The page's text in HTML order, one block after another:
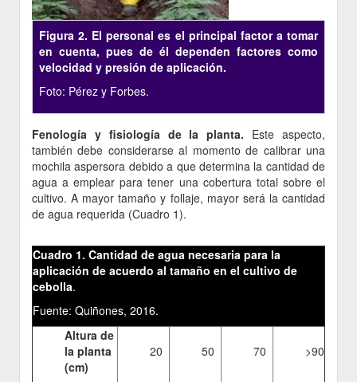
Figura 2. El personal es el principal factor a tomar
en cuenta, pues de él dependen factores como
velocidad y presión de aplicación.
Foto: Pérez y Forbes.
Fenología y fisiología de la planta. Este aspecto,
también debe considerarse al momento de calibrar una
mochila aspersora debido a que determina la cantidad de
agua a emplear para tener una cobertura total sobre el
cultivo. A mayor tamaño y follaje, mayor será la cantidad
de agua requerida (Cuadro 1).
Cuadro 1. Cantidad de agua necesaria para la
aplicación de acuerdo al tamaño en el cultivo de
cebolla.
Fuente: Quiñones, 2016.
Altura de
la planta
(cm)
20 50 70 >90